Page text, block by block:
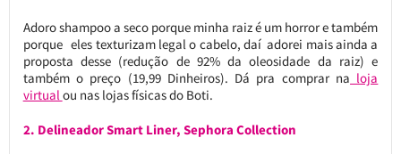
Adoro shampoo a seco porque minha raiz é um horror e também
porque eles texturizam legal o cabelo, daí adorei mais ainda a
proposta desse (redução de 92% da oleosidade da raiz) e
também o preço (19,99 Dinheiros). Dá pra comprar na loja
virtual ou nas lojas físicas do Boti.
2. Delineador Smart Liner, Sephora Collection